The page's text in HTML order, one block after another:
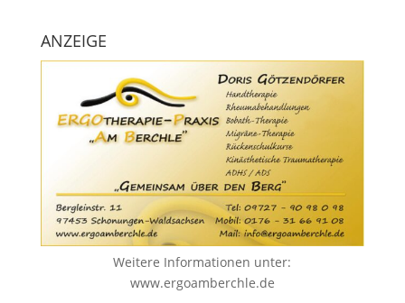
ANZEIGE
Weitere Informationen unter:
www.ergoamberchle.de